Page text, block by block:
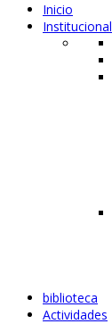
Inicio
Institucional
biblioteca
Actividades